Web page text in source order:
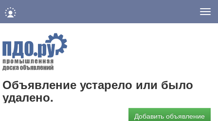
Объявление устарело или было
удалено.
Добавить объявление